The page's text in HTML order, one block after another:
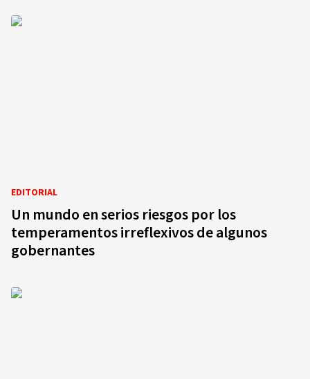
EDITORIAL
Un mundo en serios riesgos por los
temperamentos irreflexivos de algunos
gobernantes